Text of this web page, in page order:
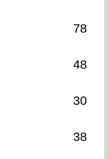
78
48
30
38